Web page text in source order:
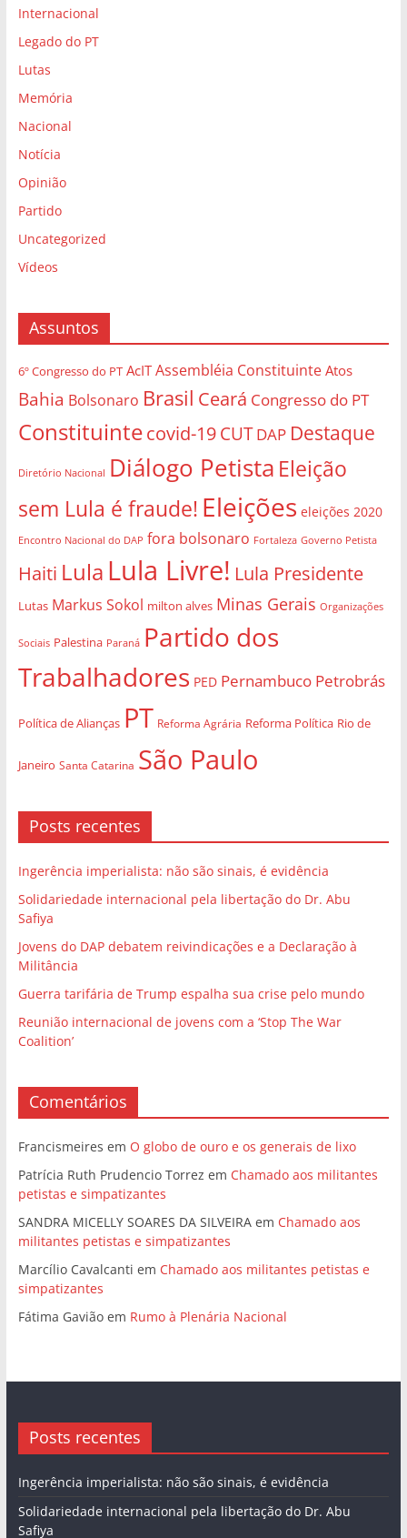
Internacional
Legado do PT
Lutas
Memória
Nacional
Notícia
Opinião
Partido
Uncategorized
Vídeos
Assuntos
6º Congresso do PT AcIT Assembléia Constituinte Atos
Bahia Bolsonaro Brasil Ceará Congresso do PT
Constituintecovid-19CUT DAP Destaque
Diretório Nacional Diálogo Petista Eleição
sem Lula é fraude! Eleições eleições 2020
Encontro Nacional do DAP fora bolsonaro Fortaleza Governo Petista
Haiti Lula Lula Livre! Lula Presidente
Lutas Markus Sokol milton alves Minas Gerais Organizações
Sociais Palestina Paraná Partido dos
Trabalhadores PED Pernambuco Petrobrás
Política de Alianças PT Reforma Agrária Reforma Política Rio de
Janeiro Santa Catarina São Paulo
Posts recentes
Ingerência imperialista: não são sinais, é evidência
Solidariedade internacional pela libertação do Dr. Abu
Safiya
Jovens do DAP debatem reivindicações e a Declaração à
Militância
Guerra tarifária de Trump espalha sua crise pelo mundo
Reunião internacional de jovens com a ‘Stop The War
Coalition’
Comentários
Francismeires em O globo de ouro e os generais de lixo
Patrícia Ruth Prudencio Torrez em Chamado aos militantes
petistas e simpatizantes
SANDRA MICELLY SOARES DA SILVEIRAem Chamado aos
militantes petistas e simpatizantes
Marcílio Cavalcanti em Chamado aos militantes petistas e
simpatizantes
Fátima Gaviãoem Rumo à Plenária Nacional
Posts recentes
Ingerência imperialista: não são sinais, é evidência
Solidariedade internacional pela libertação do Dr. Abu
Safiya